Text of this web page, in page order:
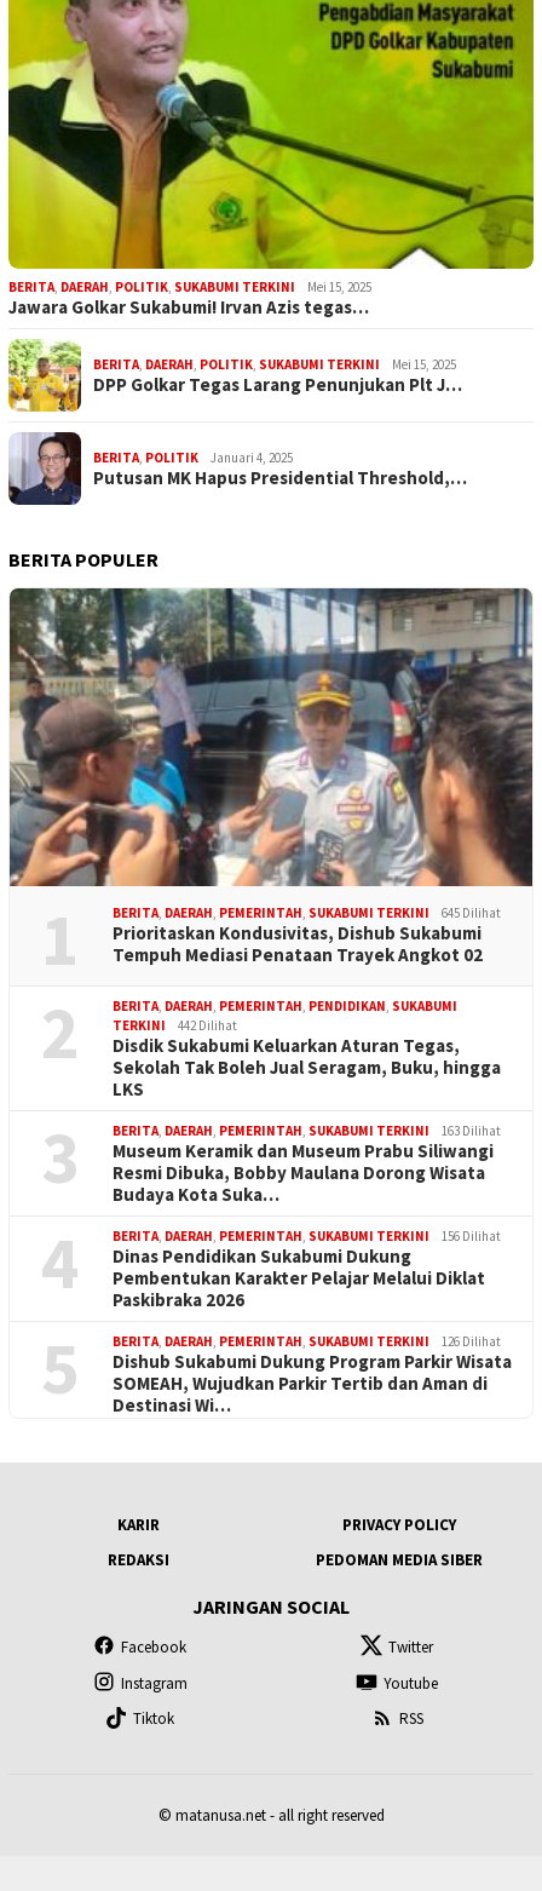
BERITA DAERAH POLITIK SUKABUMI TERKINI Mei 15, 2025
Jawara Golkar Sukabumi! Irvan Azis tegas…
BERITA DAERAH POLITIK SUKABUMI TERKINI Mei 15, 2025
DPP Golkar Tegas Larang Penunjukan Plt J…
BERITA POLITIK Januari 4, 2025
Putusan MK Hapus Presidential Threshold,…
BERITA POPULER
1 BERITA DAERAH PEMERINTAH SUKABUMI TERKINI 645 Dilihat
Prioritaskan Kondusivitas, Dishub Sukabumi
Tempuh Mediasi Penataan Trayek Angkot 02
2 BERITA DAERAH PEMERINTAH PENDIDIKAN SUKABUMI
TERKINI
442 Dilihat
Disdik Sukabumi Keluarkan Aturan Tegas,
Sekolah Tak Boleh Jual Seragam, Buku, hingga
LKS
3 BERITA DAERAH PEMERINTAH SUKABUMI TERKINI 163 Dilihat
Museum Keramik dan Museum Prabu Siliwangi
Resmi Dibuka, Bobby Maulana Dorong Wisata
Budaya Kota Suka…
4 BERITA DAERAH PEMERINTAH SUKABUMI TERKINI 156 Dilihat
Dinas Pendidikan Sukabumi Dukung
Pembentukan Karakter Pelajar Melalui Diklat
Paskibraka 2026
5 BERITA DAERAH PEMERINTAH SUKABUMI TERKINI 126 Dilihat
Dishub Sukabumi Dukung Program Parkir Wisata
SOMEAH, Wujudkan Parkir Tertib dan Aman di
Destinasi Wi…
KARIR
PRIVACY POLICY
REDAKSI
PEDOMAN MEDIA SIBER
JARINGAN SOCIAL
Facebook
Twitter
Instagram
Youtube
Tiktok
RSS
© matanusa.net - all right reserved